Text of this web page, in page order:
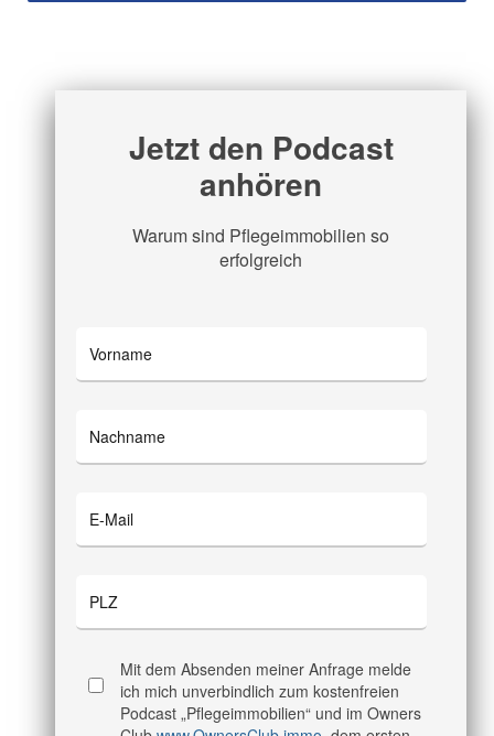
Jetzt den Podcast
anhören
Warum sind Pflegeimmobilien so
erfolgreich
Mit dem Absenden meiner Anfrage melde
ich mich unverbindlich zum kostenfreien
Podcast „Pflegeimmobilien“ und im Owners